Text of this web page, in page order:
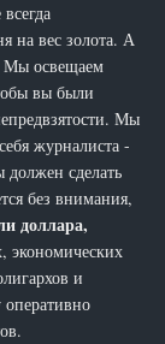
на вес золота. А
Мы освещаем
вы были
Мы
журналиста -
сделать
без внимания,
доллара,
экономических
и